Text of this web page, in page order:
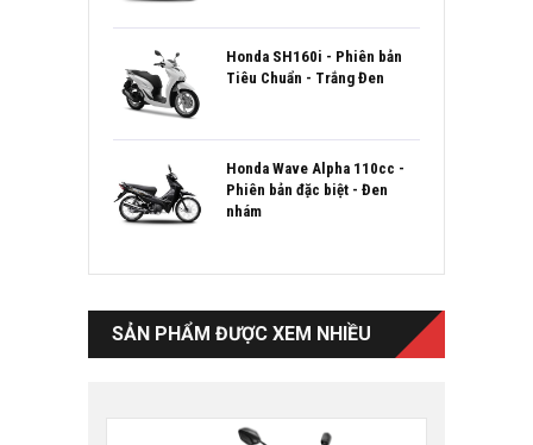
Honda SH160i - Phiên bản
Tiêu Chuẩn - Trắng Đen
Honda Wave Alpha 110cc -
Phiên bản đặc biệt - Đen
nhám
SẢN PHẨM ĐƯỢC XEM NHIỀU